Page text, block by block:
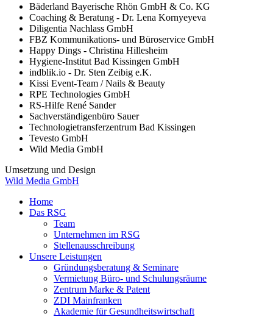
Bäderland Bayerische Rhön GmbH & Co. KG
Coaching & Beratung - Dr. Lena Kornyeyeva
Diligentia Nachlass GmbH
FBZ Kommunikations- und Büroservice GmbH
Happy Dings - Christina Hillesheim
Hygiene-Institut Bad Kissingen GmbH
indblik.io - Dr. Sten Zeibig e.K.
Kissi Event-Team / Nails & Beauty
RPE Technologies GmbH
RS-Hilfe René Sander
Sachverständigenbüro Sauer
Technologietransferzentrum Bad Kissingen
Tevesto GmbH
Wild Media GmbH
Umsetzung und Design
Wild Media GmbH
Home
Das RSG
Team
Unternehmen im RSG
Stellenausschreibung
Unsere Leistungen
Gründungsberatung & Seminare
Vermietung Büro- und Schulungsräume
Zentrum Marke & Patent
ZDI Mainfranken
Akademie für Gesundheitswirtschaft